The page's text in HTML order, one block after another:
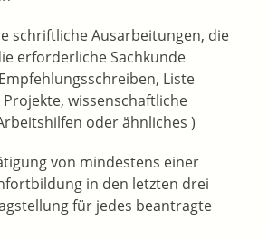
schriftliche Ausarbeitungen, die
erforderliche Sachkunde
Liste
wissenschaftliche
oder ähnliches )
von mindestens einer
in den letzten drei
für jedes beantragte